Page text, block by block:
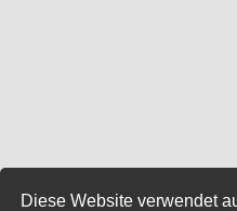
Diese Website verwendet